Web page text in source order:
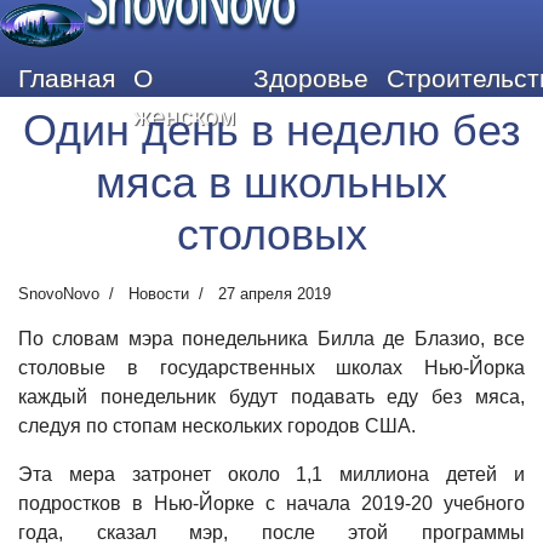
Главная
О
женском
Здоровье
Один день в неделю без
мяса в школьных
столовых
SnovoNovo Новости 27 апреля 2019
По словам мэра понедельника Билла де Блазио, все
столовые в государственных школах Нью-Йорка
каждый понедельник будут подавать еду без мяса,
следуя по стопам нескольких городов США.
Эта мера затронет около 1,1 миллиона детей и
подростков в Нью-Йорке с начала 2019-20 учебного
года, сказал мэр, после этой программы